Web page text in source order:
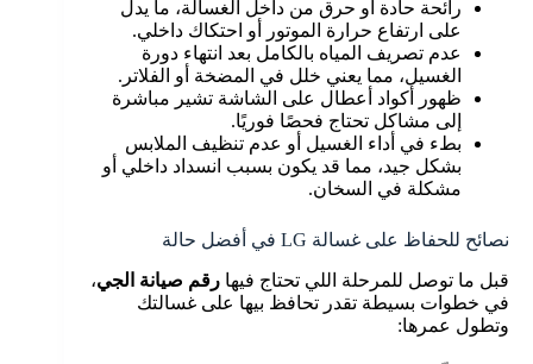
رائحة حادة أو حرق من داخل الغسالة، ما يدل
على ارتفاع حرارة الموتور أو احتكاك داخلي.
عدم تصريف المياه بالكامل بعد انتهاء دورة
الغسيل، مما يعني خلل في المضخة أو الفلاتر.
ظهور أكواد أعطال على الشاشة تشير مباشرة
إلى مشاكل تحتاج فحصًا فوريًا.
بطء في أداء الغسيل أو عدم تنظيف الملابس
بشكل جيد، مما قد يكون بسبب انسداد داخلي أو
مشكلة في السخان.
نصائح للحفاظ على غسالة LG في أفضل حالة
قبل ما توصل للمرحلة اللي تحتاج فيها رقم صيانة الجي،
في خطوات بسيطة تقدر تحافظ بيها على غسالتك
وتطول عمرها: